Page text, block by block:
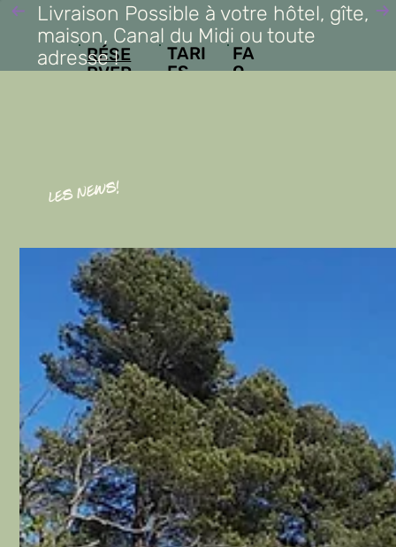
RÉSE
RVER
FA
Q
TARI
FS
Livraison Possible à votre hôtel, gîte,
maison, Canal du Midi ou toute
adresse !
LES NEWS!